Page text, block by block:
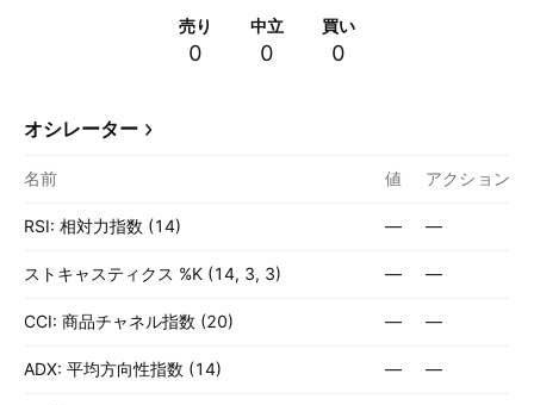
売り
0
中立
0
買い
0
オシレーター
名前 値 アクション
RSI: 相対力指数 (14) — —
ストキャスティクス %K (14, 3, 3) — —
CCI: 商品チャネル指数 (20) — —
ADX: 平均方向性指数 (14) — —